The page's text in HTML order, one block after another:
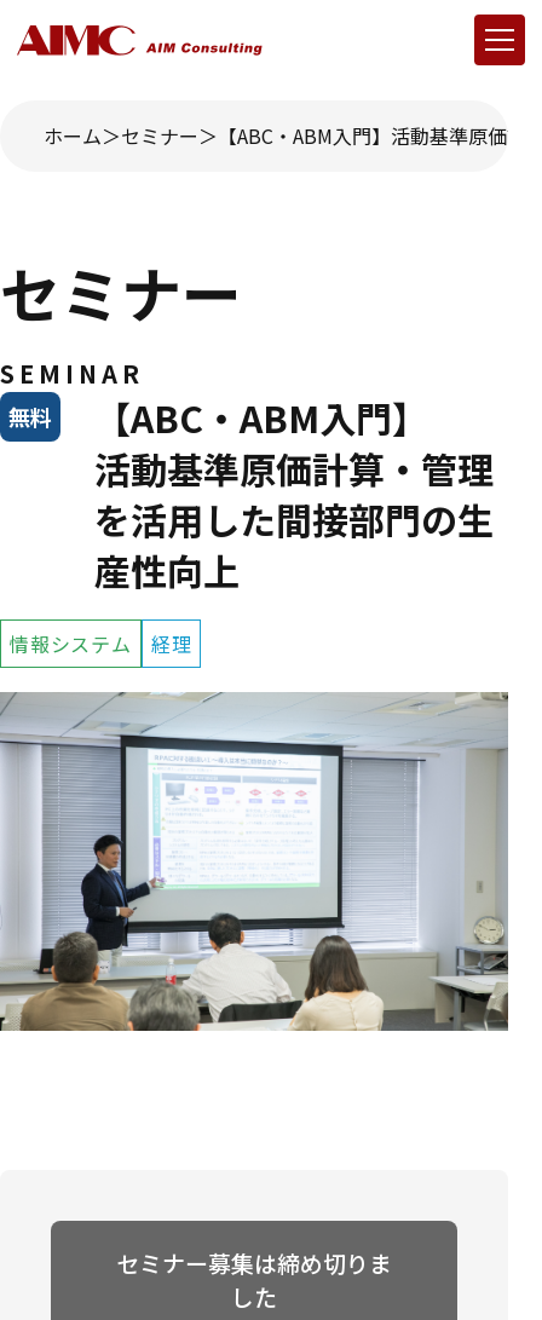
ホーム セミナー 【ABC・ABM入門】活動基準原価
セミナー
SEMINAR
【ABC・ABM入門】
活動基準原価計算・管理
を活用した間接部門の生
産性向上
無料
情報システム 経理
セミナー募集は締め切りま
した